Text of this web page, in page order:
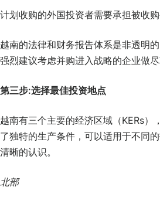
计划收购的外国投资者需要承担被收
越南的法律和财务报告体系是非透明
强烈建议考虑并购进入战略的企业做尽
第三步:选择最佳投资地点
越南有三个主要的经济区域（KERs
了独特的生产条件，可以适用于不同
清晰的认识。
北部